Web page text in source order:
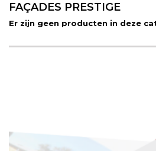
FAÇADES PRESTIGE
Er zijn geen producten in deze